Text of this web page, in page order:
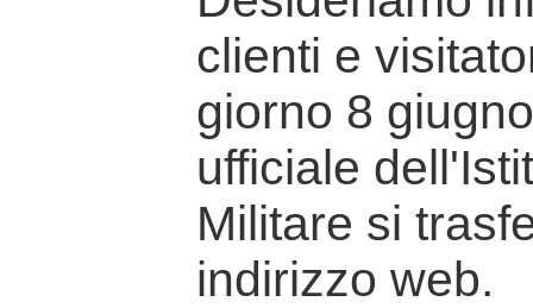
clienti e
giorno 8
ufficiale
Militare si
indirizzo web.